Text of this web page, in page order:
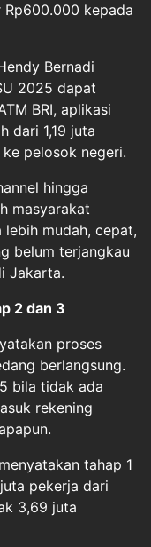
Rp600.000 kepada
Bernadi
2025 dapat
BRI, aplikasi
dari 1,19 juta
pelosok negeri.
hingga
masyarakat
lebih mudah, cepat,
belum terjangkau
Jakarta.
2 dan 3
proses
berlangsung.
bila tidak ada
rekening
tahap 1
pekerja dari
3,69 juta